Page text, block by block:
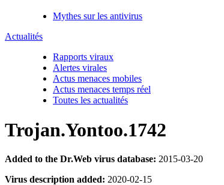
Mythes sur les antivirus
Actualités
Rapports viraux
Alertes virales
Actus menaces mobiles
Actus menaces temps réel
Toutes les actualités
Trojan.Yontoo.1742
Added to the Dr.Web virus database: 2015-03-20
Virus description added: 2020-02-15